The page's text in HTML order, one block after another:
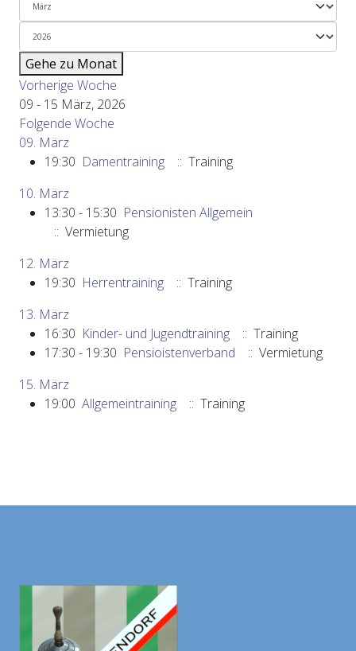
Gehe zu Monat
Vorherige Woche
09 - 15 März, 2026
Folgende Woche
09. März
19:30 Damentraining
:: Training
10. März
13:30 - 15:30 Pensionisten Allgemein
:: Vermietung
12. März
19:30 Herrentraining
:: Training
13. März
16:30 Kinder- und Jugendtraining
:: Training
17:30 - 19:30 Pensioistenverband
:: Vermietung
15. März
19:00 Allgemeintraining :: Training